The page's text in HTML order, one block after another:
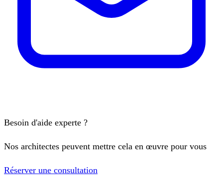
Besoin d'aide experte ?
Nos architectes peuvent mettre cela en œuvre pour vous
Réserver une consultation